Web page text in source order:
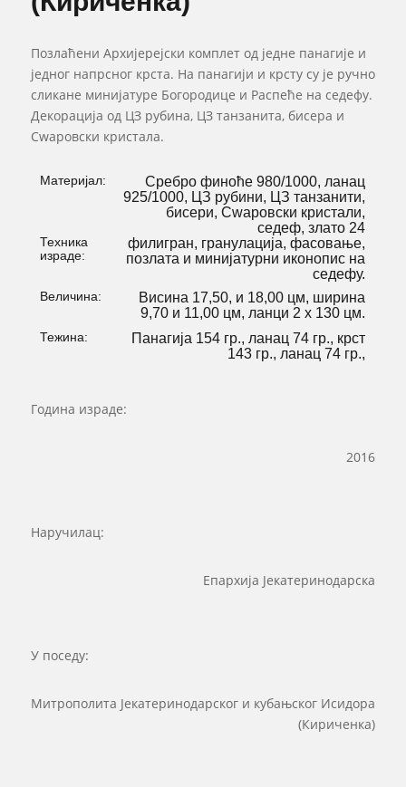
Позлаћени Архијерејски комплет од једне панагије и
једног напрсног крста. На панагији и крсту су је ручно
сликане минијатуре Богородице и Распеће на седефу.
Декорација од ЦЗ рубина, ЦЗ танзанита, бисера и
Сwаровски кристала.
Материјал:
Сребро финоће 980/1000, ланац
925/1000, ЦЗ рубини, ЦЗ танзанити,
бисери, Сwаровски кристали,
седеф, злато 24
Техника
израде:
филигран, гранулација, фасовање,
позлата и минијатурни иконопис на
седефу.
Величина:
Висина 17,50, и 18,00 цм, ширина
9,70 и 11,00 цм, ланци 2 х 130 цм.
Тежина:
Панагија 154 гр., ланац 74 гр., крст
143 гр., ланац 74 гр.,
Година израде:
2016
Наручилац:
Епархија Јекатеринодарска
У поседу:
Митрополита Јекатеринодарског и кубањског Исидора
(Кириченка)